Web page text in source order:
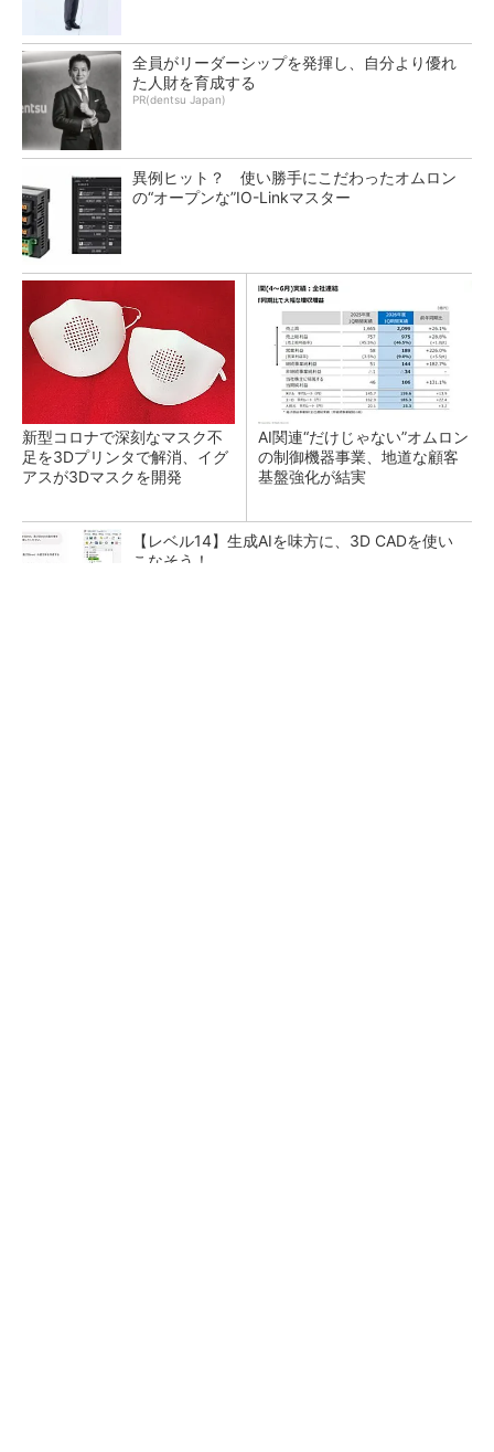
全員がリーダーシップを発揮し、自分より優れ
た人財を育成する
PR(dentsu Japan)
異例ヒット？ 使い勝手にこだわったオムロン
の“オープンな”IO-Linkマスター
新型コロナで深刻なマスク不
足を3Dプリンタで解消、イグ
アスが3Dマスクを開発
AI関連“だけじゃない”オムロン
の制御機器事業、地道な顧客
基盤強化が結実
【レベル14】生成AIを味方に、3D CADを使い
こなそう！